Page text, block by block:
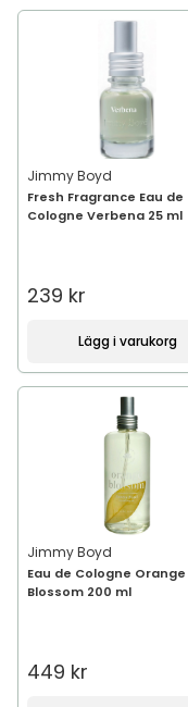
Jimmy Boyd
Fresh Fragrance Eau de
Cologne Verbena 25 ml
239 kr
Lägg i varukorg
Jimmy Boyd
Eau de Cologne Orange
Blossom 200 ml
449 kr